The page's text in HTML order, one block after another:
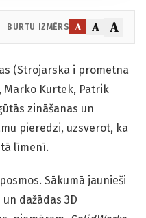
BURTU IZMĒRS A A A
(Strojarska i prometna
Marko Kurtek, Patrik
zināšanas un
pieredzi, uzsverot, ka
līmenī.
Sākumā jaunieši
dažādas 3D